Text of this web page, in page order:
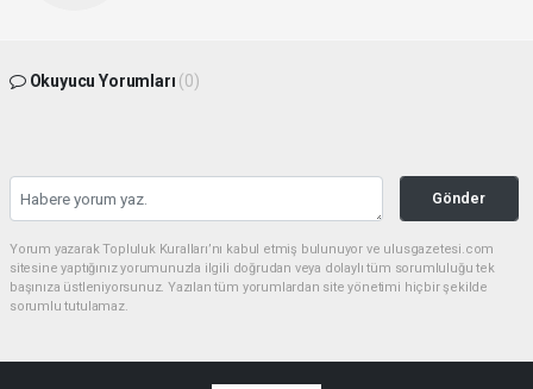
Okuyucu Yorumları (0)
Gönder
Yorum yazarak Topluluk Kuralları’nı kabul etmiş bulunuyor ve ulusgazetesi.com
sitesine yaptığınız yorumunuzla ilgili doğrudan veya dolaylı tüm sorumluluğu tek
başınıza üstleniyorsunuz. Yazılan tüm yorumlardan site yönetimi hiçbir şekilde
sorumlu tutulamaz.